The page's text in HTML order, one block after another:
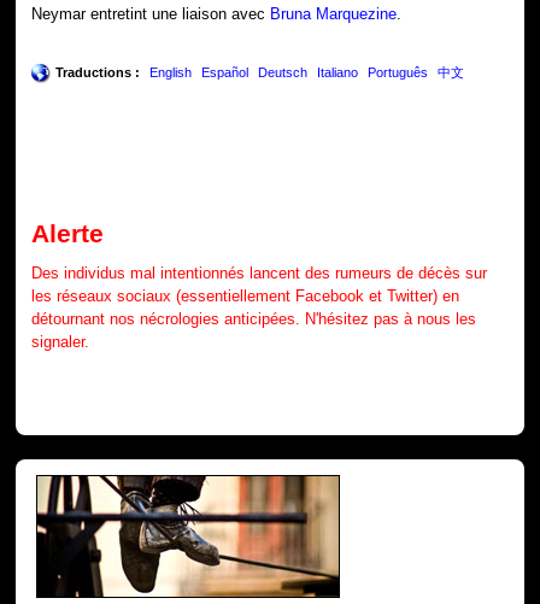
Neymar entretint une liaison avec Bruna Marquezine.
Traductions : English Español Deutsch Italiano Português 中文
Alerte
Des individus mal intentionnés lancent des rumeurs de décès sur
les réseaux sociaux (essentiellement Facebook et Twitter) en
détournant nos nécrologies anticipées. N'hésitez pas à nous les
signaler.